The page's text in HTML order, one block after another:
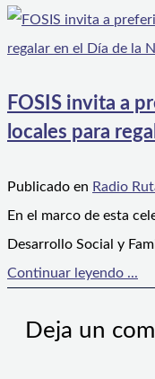
FOSIS invita a
locales para
Publicado en Radio
En el marco de esta
Desarrollo Social y
Continuar leyendo ...
Deja un